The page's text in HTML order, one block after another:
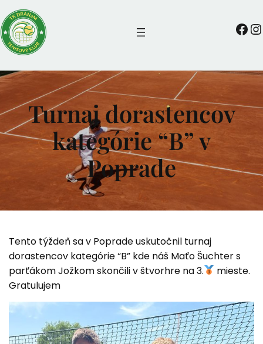
Prejsť
na
obsah
TKDRANaM Instagram
Turnaj dorastencov
kategórie “B” v
Poprade
Tento týždeň sa v Poprade uskutočnil turnaj
dorastencov kategórie “B” kde náš Maťo Šuchter s
parťákom Jožkom skončili v štvorhre na 3.
mieste.
Gratulujem